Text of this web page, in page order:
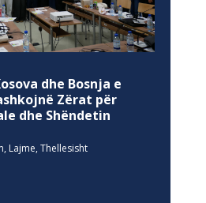
dhe Bosnja e
Zërat për
dhe Shëndetin
, Lajme, Thellesisht